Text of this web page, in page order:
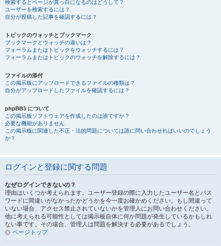
検索するとページが真っ白になるのはどうして？
ユーザーを検索するには？
自分が投稿した記事を確認するには？
トピックのウォッチとブックマーク
ブックマークとウォッチの違いは？
フォーラムまたはトピックをウォッチするには？
フォーラムまたはトピックのウォッチを解除するには？
ファイルの添付
この掲示板にアップロードできるファイルの種類は？
自分がアップロードしたファイルを確認するには？
phpBB3 について
この掲示板ソフトウェアを作成したのは誰ですか？
必要な機能がありません
この掲示板に関連した不正・法的問題については誰に問い合わせればいいのでしょう
か？
ログインと登録に関する問題
なぜログインできないの？
理由はいくつか考えられます。ユーザー登録の際に入力したユーザー名とパス
ワードに間違いがなかったかどうかを今一度お確かめください。もし間違って
いない場合、アクセス禁止されていないかを管理人にお問い合わせください。
他に考えられる可能性としては掲示板自体に何か問題が発生しているかもしれ
ない事です。その場合、管理人は問題を解決する必要があるでしょう。
ページトップ